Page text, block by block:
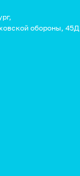
обороны, 45Д